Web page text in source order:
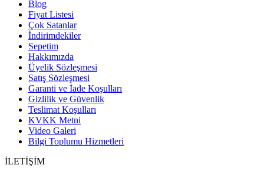
Blog
Fiyat Listesi
Çok Satanlar
İndirimdekiler
Sepetim
Hakkımızda
Üyelik Sözleşmesi
Satış Sözleşmesi
Garanti ve İade Koşulları
Gizlilik ve Güvenlik
Teslimat Koşulları
KVKK Metni
Video Galeri
Bilgi Toplumu Hizmetleri
İLETİŞİM